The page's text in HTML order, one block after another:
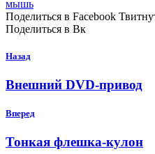
мышь
Поделиться в Facebook
Поделиться в Вк
Назад
Внешний DVD-привод
Вперед
Тонкая флешка-кулон